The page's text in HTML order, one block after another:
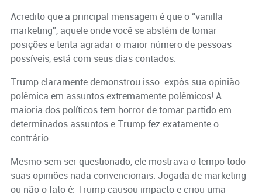
Acredito que a principal mensagem é que o “vanilla
marketing”, aquele onde você se abstém de tomar
posições e tenta agradar o maior número de pessoas
possíveis, está com seus dias contados.
Trump claramente demonstrou isso: expôs sua opinião
polêmica em assuntos extremamente polêmicos! A
maioria dos políticos tem horror de tomar partido em
determinados assuntos e Trump fez exatamente o
contrário.
Mesmo sem ser questionado, ele mostrava o tempo todo
suas opiniões nada convencionais. Jogada de marketing
ou não o fato é: Trump causou impacto e criou uma